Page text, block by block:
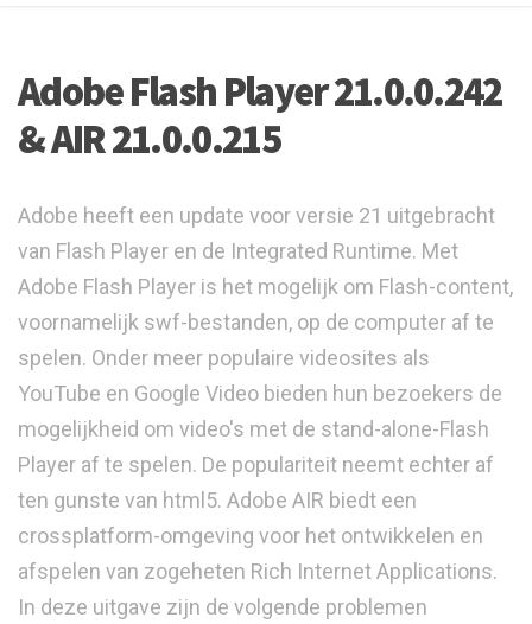
Adobe Flash Player 21.0.0.242
& AIR 21.0.0.215
Adobe heeft een update voor versie 21 uitgebracht
van Flash Player en de Integrated Runtime. Met
Adobe Flash Player is het mogelijk om Flash-content,
voornamelijk swf-bestanden, op de computer af te
spelen. Onder meer populaire videosites als
YouTube en Google Video bieden hun bezoekers de
mogelijkheid om video's met de stand-alone-Flash
Player af te spelen. De populariteit neemt echter af
ten gunste van html5. Adobe AIR biedt een
crossplatform-omgeving voor het ontwikkelen en
afspelen van zogeheten Rich Internet Applications.
In deze uitgave zijn de volgende problemen